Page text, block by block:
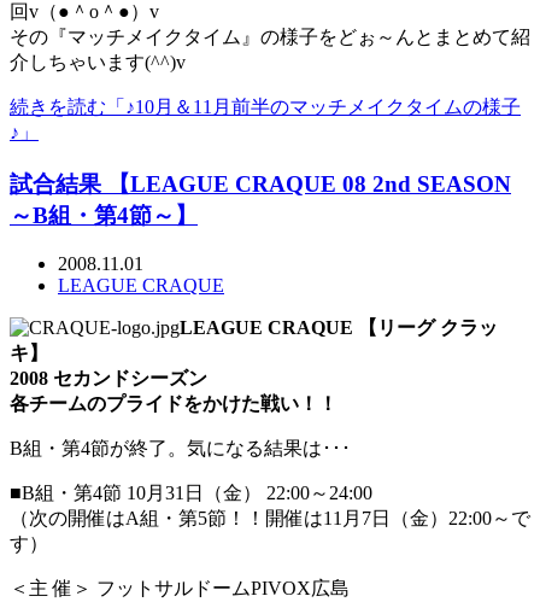
回v（●＾o＾●）v
その『マッチメイクタイム』の様子をどぉ～んとまとめて紹
介しちゃいます(^^)v
続きを読む「♪10月＆11月前半のマッチメイクタイムの様子
♪」
試合結果 【LEAGUE CRAQUE 08 2nd SEASON
～B組・第4節～】
2008.11.01
LEAGUE CRAQUE
LEAGUE CRAQUE 【リーグ クラッ
キ】
2008 セカンドシーズン
各チームのプライドをかけた戦い！！
B組・第4節が終了。気になる結果は･･･
■B組・第4節 10月31日（金） 22:00～24:00
（次の開催はA組・第5節！！開催は11月7日（金）22:00～で
す）
＜主 催＞ フットサルドームPIVOX広島